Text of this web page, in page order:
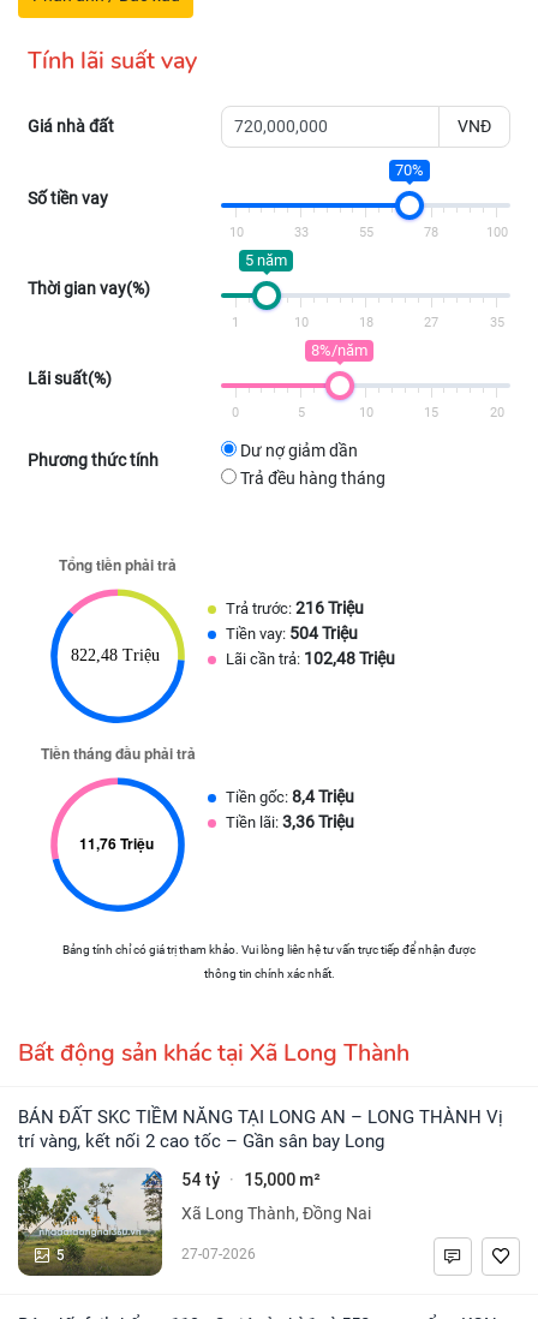
Tính lãi suất vay
Giá nhà đất VNĐ
Số tiền vay
70%
10 33 55 78 100
Thời gian vay(%)
5 năm
1 10 18 27 35
Lãi suất(%)
8%/năm
0 5 10 15 20
Phương thức tính
Dư nợ giảm dần
Trả đều hàng tháng
Trả trước: 216 Triệu
Tiền vay: 504 Triệu
Lãi cần trả: 102,48 Triệu
Tiền gốc: 8,4 Triệu
Tiền lãi: 3,36 Triệu
Bảng tính chỉ có giá trị tham khảo. Vui lòng liên hệ tư vấn trực tiếp để nhận được
thông tin chính xác nhất.
Bất động sản khác tại Xã Long Thành
BÁN ĐẤT SKC TIỀM NĂNG TẠI LONG AN – LONG THÀNH Vị
trí vàng, kết nối 2 cao tốc – Gần sân bay Long
5
54 tỷ · 15,000 m²
Xã Long Thành, Đồng Nai
27-07-2026